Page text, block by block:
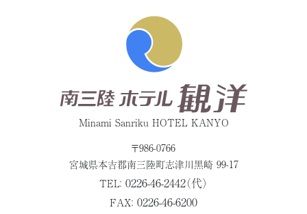
Minami Sanriku HOTEL KANYO
〒986-0766
宮城県本吉郡南三陸町志津川黒崎 99-17
TEL： 0226-46-2442（代）
FAX： 0226-46-6200